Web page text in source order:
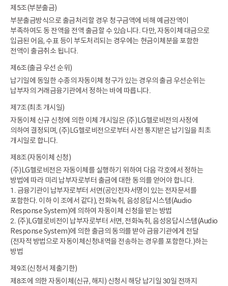
제5조(부분출금)
부분출금방식으로 출금처리할 경우 청구금액에 비해 예금잔액이
부족하여도 동 잔액을 전액 출금할 수 있습니다. 다만, 자동이체 대금으로
입금된 어음, 수표 등이 부도처리되는 경우에는 현금이체분을 포함한
전액이 출금취소 됩니다.
제6조(출금 우선 순위)
납기일에 동일한 수종의 자동이체 청구가 있는 경우의 출금 우선순위는
납부자의 거래금융기관에서 정하는 바에 따릅니다.
제7조(최초 개시일)
자동이체 신규 신청에 의한 이체 개시일은 (주)LG헬로비전의 사정에
의하여 결정되며, (주)LG헬로비전으로부터 사전 통지받은 납기일을 최초
개시일로 합니다.
제8조(자동이체 신청)
(주)LG헬로비전은 자동이체를 실행하기 위하여 다음 각호에서 정하는
방법에 따라 미리 납부자로부터 출금에 대한 동의를 얻어야 합니다.
1. 금융기관이 납부자로부터 서면(공인전자서명이 있는 전자문서를
포함한다. 이하 이 조에서 같다), 전화녹취, 음성응답시스템(Audio
Response System)에 의하여 자동이체 신청을 받는 방법
2. (주)LG헬로비전이 납부자로부터 서면, 전화녹취, 음성응답시스템(Audio
Response System)에 의한 출금의 동의를 받아 금융기관에게 전달
(전자적 방법으로 자동이체신청내역을 전송하는 경우를 포함한다.)하는
방법
제9조(신청서 제출기한)
제8조에 의한 자동이체(신규, 해지) 신청시 해당 납기일 30일 전까지